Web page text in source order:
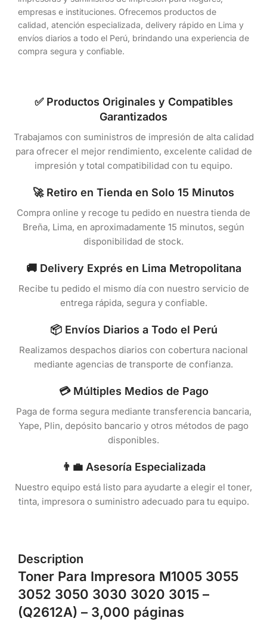
empresas e instituciones. Ofrecemos productos de
calidad, atención especializada, delivery rápido en Lima y
envíos diarios a todo el Perú, brindando una experiencia de
compra segura y confiable.
✅ Productos Originales y Compatibles
Garantizados
Trabajamos con suministros de impresión de alta calidad
para ofrecer el mejor rendimiento, excelente calidad de
impresión y total compatibilidad con tu equipo.
🚀 Retiro en Tienda en Solo 15 Minutos
Compra online y recoge tu pedido en nuestra tienda de
Breña, Lima, en aproximadamente 15 minutos, según
disponibilidad de stock.
🚚 Delivery Exprés en Lima Metropolitana
Recibe tu pedido el mismo día con nuestro servicio de
entrega rápida, segura y confiable.
📦 Envíos Diarios a Todo el Perú
Realizamos despachos diarios con cobertura nacional
mediante agencias de transporte de confianza.
💳 Múltiples Medios de Pago
Paga de forma segura mediante transferencia bancaria,
Yape, Plin, depósito bancario y otros métodos de pago
disponibles.
👨‍💼 Asesoría Especializada
Nuestro equipo está listo para ayudarte a elegir el toner,
tinta, impresora o suministro adecuado para tu equipo.
Description
Toner Para Impresora M1005 3055
3052 3050 3030 3020 3015 –
(Q2612A) – 3,000 páginas